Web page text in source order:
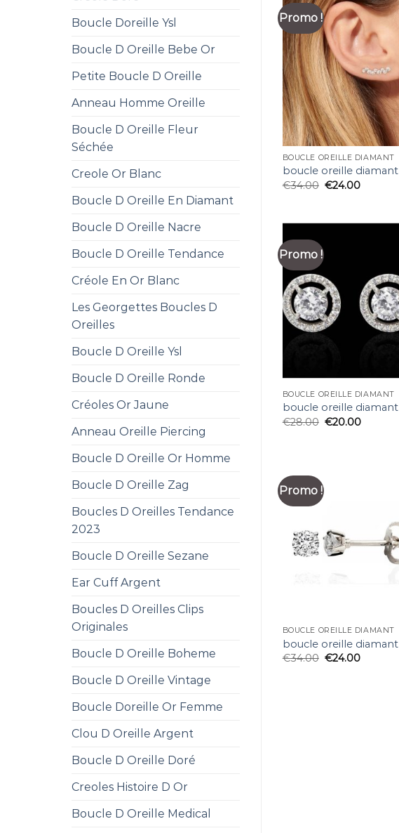
Boucle Doreille Ysl
Boucle D Oreille Bebe Or
Petite Boucle D Oreille
Anneau Homme Oreille
Boucle D Oreille Fleur
Séchée
Creole Or Blanc
Boucle D Oreille En Diamant
Boucle D Oreille Nacre
Boucle D Oreille Tendance
Créole En Or Blanc
Les Georgettes Boucles D
Oreilles
Boucle D Oreille Ysl
Boucle D Oreille Ronde
Créoles Or Jaune
Anneau Oreille Piercing
Boucle D Oreille Or Homme
Boucle D Oreille Zag
Boucles D Oreilles Tendance
2023
Boucle D Oreille Sezane
Ear Cuff Argent
Boucles D Oreilles Clips
Originales
Boucle D Oreille Boheme
Boucle D Oreille Vintage
Boucle Doreille Or Femme
Clou D Oreille Argent
Boucle D Oreille Doré
Creoles Histoire D Or
Boucle D Oreille Medical
Promo !
BOUCLE OREILLE DIAMANT
boucle oreille diamant
€34.00 €24.00
Promo !
BOUCLE OREILLE DIAMANT
boucle oreille diamant
€28.00 €20.00
Promo !
BOUCLE OREILLE DIAMANT
boucle oreille diamant
€34.00 €24.00